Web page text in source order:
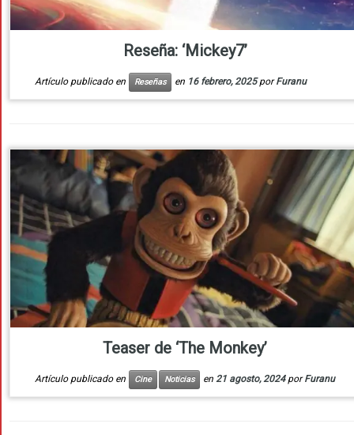
Reseña: ‘Mickey7’
Artículo publicado en Reseñas en 16 febrero, 2025 porFuranu
Teaser de ‘The Monkey’
Artículo publicado en Cine Noticias en 21 agosto, 2024 porFuranu